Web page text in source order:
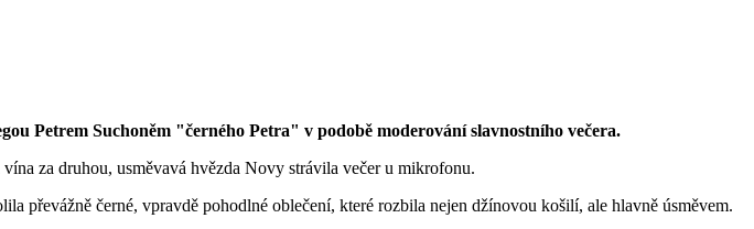
Petrem Suchoněm "černého Petra" v podobě moderování slavnostního večera.
za druhou, usměvavá hvězda Novy strávila večer u mikrofonu.
převážně černé, vpravdě pohodlné oblečení, které rozbila nejen džínovou košilí, ale hlavně úsměvem.